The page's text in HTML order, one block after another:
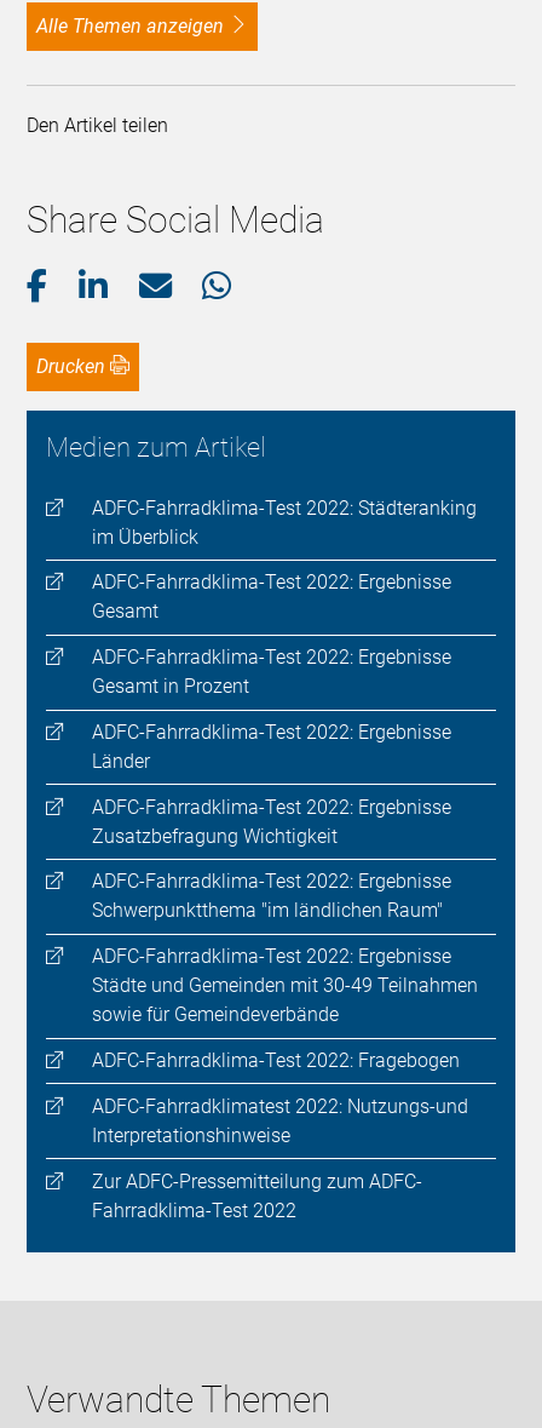
alle Themen anzeigen
Den Artikel teilen
Share Social Media
Drucken
Medien zum Artikel
ADFC-Fahrradklima-Test 2022: Städteranking
im Überblick
ADFC-Fahrradklima-Test 2022: Ergebnisse
Gesamt
ADFC-Fahrradklima-Test 2022: Ergebnisse
Gesamt in Prozent
ADFC-Fahrradklima-Test 2022: Ergebnisse
Länder
ADFC-Fahrradklima-Test 2022: Ergebnisse
Zusatzbefragung Wichtigkeit
ADFC-Fahrradklima-Test 2022: Ergebnisse
Schwerpunktthema "im ländlichen Raum"
ADFC-Fahrradklima-Test 2022: Ergebnisse
Städte und Gemeinden mit 30-49 Teilnahmen
sowie für Gemeindeverbände
ADFC-Fahrradklima-Test 2022: Fragebogen
ADFC-Fahrradklimatest 2022: Nutzungs-und
Interpretationshinweise
Zur ADFC-Pressemitteilung zum ADFC-
Fahrradklima-Test 2022
Verwandte Themen